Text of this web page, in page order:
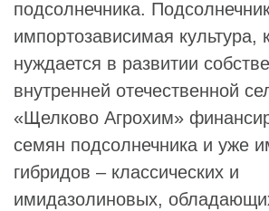
подсолнечника.
импортозависимая культура,
нуждается в развитии
внутренней отечественной
«Щелково Агрохим»
семян подсолнечника и уже
гибридов – классических и
имидазолиновых,